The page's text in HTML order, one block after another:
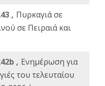
, Πυρκαγιά σε
σε Πειραιά και
, Ενημέρωση για
του τελευταίου